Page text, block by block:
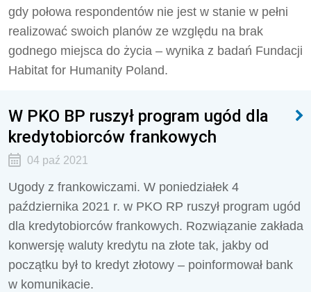
gdy połowa respondentów nie jest w stanie w pełni
realizować swoich planów ze względu na brak
godnego miejsca do życia – wynika z badań Fundacji
Habitat for Humanity Poland.
W PKO BP ruszył program ugód dla
kredytobiorców frankowych
04 paź 2021
Ugody z frankowiczami. W poniedziałek 4
października 2021 r. w PKO RP ruszył program ugód
dla kredytobiorców frankowych. Rozwiązanie zakłada
konwersję waluty kredytu na złote tak, jakby od
początku był to kredyt złotowy – poinformował bank
w komunikacie.